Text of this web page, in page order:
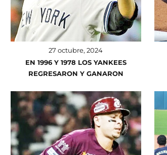
27 octubre, 2024
EN 1996 Y 1978 LOS YANKEES
REGRESARON Y GANARON